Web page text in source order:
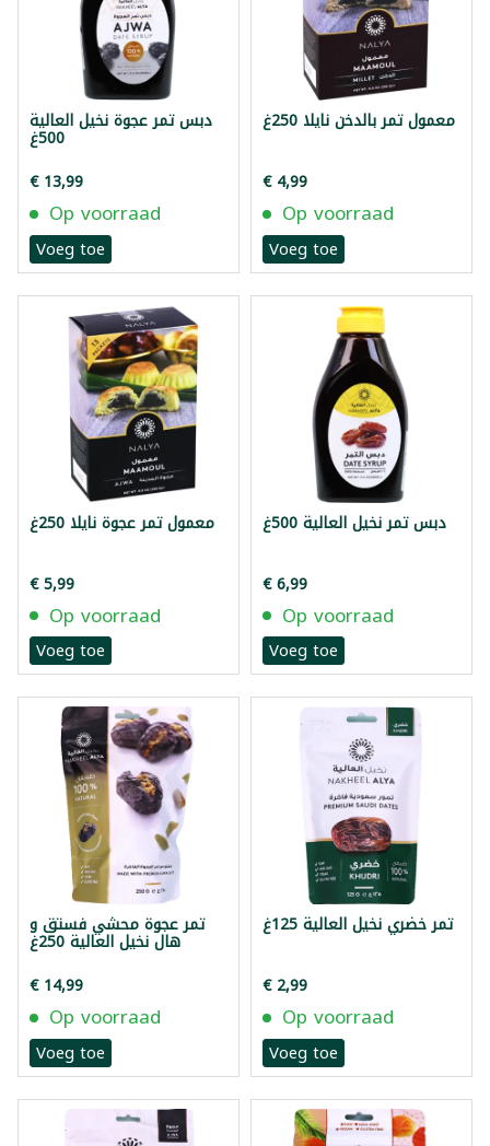
دبس تمر عجوة نخيل العالية
500غ
€ 13,99
Op voorraad
Voeg toe
معمول تمر بالدخن نايلا 250غ
€ 4,99
Op voorraad
Voeg toe
معمول تمر عجوة نايلا 250غ
€ 5,99
Op voorraad
Voeg toe
دبس تمر نخيل العالية 500غ
€ 6,99
Op voorraad
Voeg toe
تمر عجوة محشي فستق و
هال نخيل العالية 250غ
€ 14,99
Op voorraad
Voeg toe
تمر خضري نخيل العالية 125غ
€ 2,99
Op voorraad
Voeg toe